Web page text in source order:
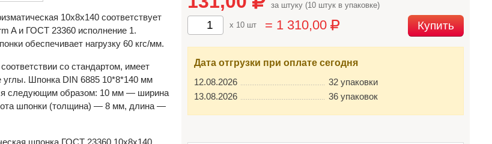
10х8х140 соответствует
A и ГОСТ 23360 исполнение 1.
обеспечивает нагрузку 60 кгс/мм.
со стандартом, имеет
углы. Шпонка DIN 6885 10*8*140 мм
следующим образом: 10 мм — ширина
шпонки (толщина) — 8 мм, длина —
шпонка ГОСТ 23360 10х8х140
за штуку (10 штук в упаковке)
x 10 шт = 1 310,00 Купить
Дата отгрузки при оплате сегодня
12.08.2026
32 упаковки
13.08.2026
36 упаковок